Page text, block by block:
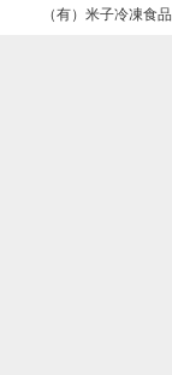
（有）米子冷凍食品